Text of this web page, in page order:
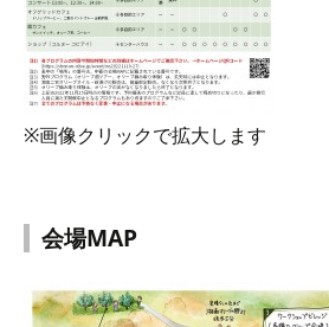
※画像クリックで拡大します
会場MAP